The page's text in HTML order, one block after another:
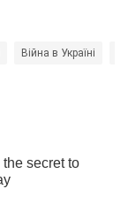
Війна в Україні